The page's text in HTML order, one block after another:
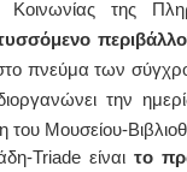
Κοινωνίας της
πνεύμα των
διοργανώνει την
του Μουσείου-
Triade είναι το